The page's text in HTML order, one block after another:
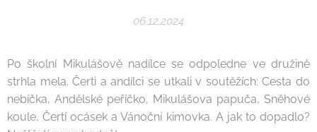
06.12.2024
Po školní Mikulášově nadílce se odpoledne ve družině
strhla mela. Čerti a andílci se utkali v soutěžích: Cesta do
nebíčka, Andělské peříčko, Mikulášova papuča, Sněhové
koule, Čertí ocásek a Vánoční kimovka. A jak to dopadlo?